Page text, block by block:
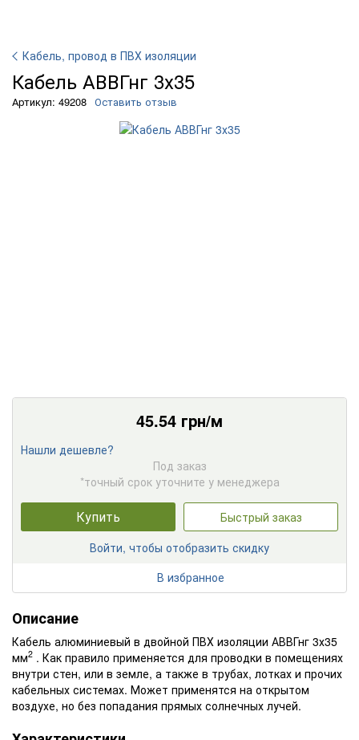
Кабель, провод в ПВХ изоляции
Кабель АВВГнг 3х35
Артикул: 49208 Оставить отзыв
45.54 грн/м
Нашли дешевле?
Под заказ
*точный срок уточните у менеджера
Купить
Быстрый заказ
Войти, чтобы отобразить скидку
В избранное
Описание
Кабель алюминиевый в двойной ПВХ изоляции АВВГнг 3х35
мм2 . Как правило применяется для проводки в помещениях
внутри стен, или в земле, а также в трубах, лотках и прочих
кабельных системах. Может применятся на открытом
воздухе, но без попадания прямых солнечных лучей.